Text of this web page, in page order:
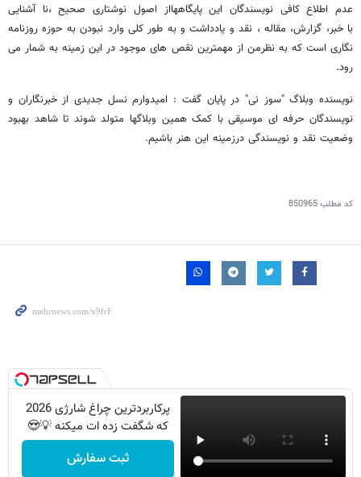
عدم اطلاع کافی نویسندگان این پایگاههااز اصول نوشتاری صحیح ،نا آشنایی
با خبر، گزارش، مقاله ، نقد و یادداشت و به طور کلی وارد نبودن به حوزه روزنامه
نگاری است که به نظرمن از مهمترین نقص های موجود در این زمینه به شمار می
رود.
نویسنده وبلاگ "سوز نی" در پایان گفت : امیدوارم نسل جدیدی از خبرنگاران و
نویسندگان حرفه ای موسیقی با کمک همین وبلاگها متولد شوند تا شاهد بهبود
وضعیت نقد و نویسندگی درزمینه این هنر باشیم.
کد مطلب850965
پرکاربردترین چراغ شارژی 2026
که شگفت زده ات میکنه 💡😍
ثبت سفارش